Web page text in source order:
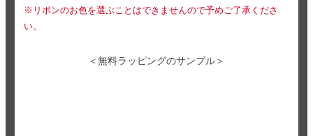
※リボンのお色を選ぶことはできませんので予めご了承くださ
い。
＜無料ラッピングのサンプル＞